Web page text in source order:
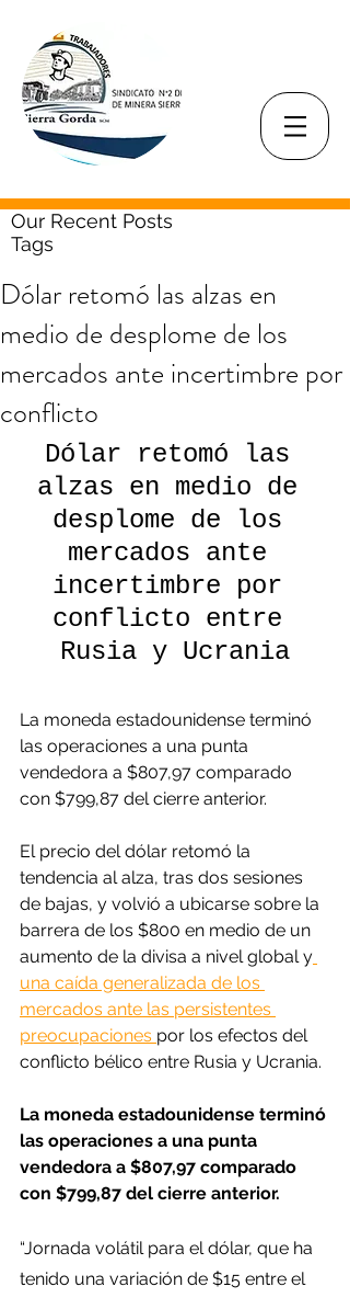
Our Recent Posts
Tags
Dólar retomó las alzas en
medio de desplome de los
mercados ante incertimbre por
conflicto
Dólar retomó las
alzas en medio de
desplome de los
mercados ante
incertimbre por
conflicto entre
Rusia y Ucrania
La moneda estadounidense terminó
las operaciones a una punta
vendedora a $807,97 comparado
con $799,87 del cierre anterior.
El precio del dólar retomó la
tendencia al alza, tras dos sesiones
de bajas, y volvió a ubicarse sobre la
barrera de los $800 en medio de un
aumento de la divisa a nivel global y
una caída generalizada de los
mercados ante las persistentes
preocupaciones por los efectos del
conflicto bélico entre Rusia y Ucrania.
La moneda estadounidense terminó
las operaciones a una punta
vendedora a $807,97 comparado
con $799,87 del cierre anterior.
“Jornada volátil para el dólar, que ha
tenido una variación de $15 entre el